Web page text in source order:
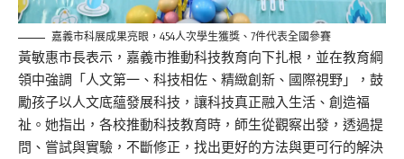
嘉義市科展成果亮眼，454人次學生獲獎、7件代表全國參賽
黃敏惠市長表示，嘉義市推動科技教育向下扎根，並在教育綱
領中強調「人文第一、科技相佐 、精緻創新、國際視野」，鼓
勵孩子以人文底蘊發展科技，讓科技真正融入生活、創造福
祉。她指出，各校推動科技教育時，師生從觀察出發，透過提
問、嘗試與實驗，不斷修正，找出更好的方法與更可行的解決